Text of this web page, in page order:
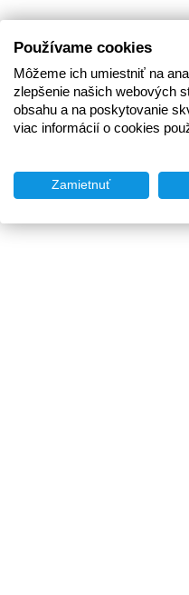
Používame cookies
Môžeme ich umiestniť na
zlepšenie našich webových
obsahu a na poskytovanie
viac informácií o cookies
Zamietnuť